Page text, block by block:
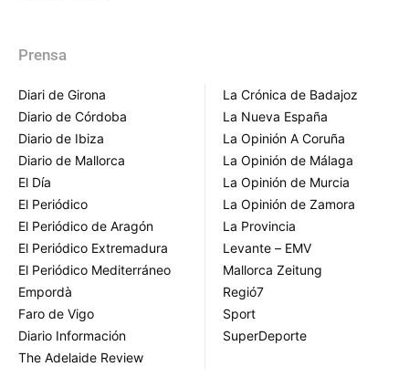
Prensa
Diari de Girona
Diario de Córdoba
Diario de Ibiza
Diario de Mallorca
El Día
El Periódico
El Periódico de Aragón
El Periódico Extremadura
El Periódico Mediterráneo
Empordà
Faro de Vigo
Diario Información
The Adelaide Review
La Crónica de Badajoz
La Nueva España
La Opinión A Coruña
La Opinión de Málaga
La Opinión de Murcia
La Opinión de Zamora
La Provincia
Levante – EMV
Mallorca Zeitung
Regió7
Sport
SuperDeporte